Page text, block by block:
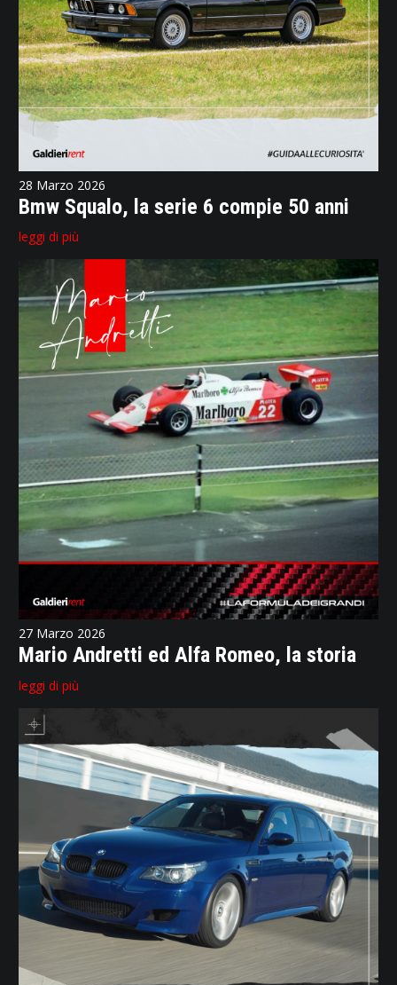
28 Marzo 2026
Bmw Squalo, la serie 6 compie 50 anni
leggi di più
27 Marzo 2026
Mario Andretti ed Alfa Romeo, la storia
leggi di più